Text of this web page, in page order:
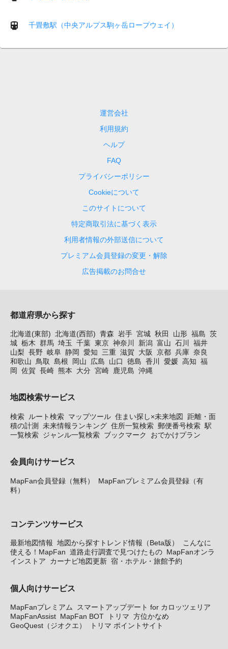
千畳敷駅（中央アルプス駒ヶ岳ロープウェイ）
運営会社
利用規約
ヘルプ
FAQ
プライバシーポリシー
Cookieについて
このサイトについて
特定商取引法に基づく表示
利用者情報の外部送信について
プレミアム会員登録の変更・解除
広告掲載のお問合せ
都道府県から探す
北海道(東部) 北海道(西部) 青森 岩手 宮城 秋田 山形 福島 茨
城 栃木 群馬 埼玉 千葉 東京 神奈川 新潟 富山 石川
福井
山梨 長野 岐阜 静岡 愛知 三重 滋賀 大阪 京都 兵庫 奈良
和歌山
鳥取 島根 岡山 広島 山口 徳島 香川 愛媛 高知 福
岡
佐賀 長崎 熊本 大分 宮崎 鹿児島 沖縄
地図検索サービス
検索 ルート検索 マップツール 住まい探し×未来地図
距離・面
積の計測
未来情報ランキング 住所一覧検索 郵便番号検索 駅
一覧検索 ジャンル一覧検索 ブックマーク おでかけプラン
会員向けサービス
MapFan会員登録（無料）
MapFanプレミアム会員登録（有
料）
コンテンツサービス
最新地図情報 地図から探すトレンド情報（Beta版）
こんなに
使える！MapFan 道路走行調査で見つけたもの MapFanオンラ
インストア
カーナビ地図更新 宿・ホテル・旅館予約
個人向けサービス
MapFanプレミアム
スマートアップデート for カロッツェリア
MapFanAssist MapFan BOT トリマ 方位かなめ
GeoQuest（ジオクエ）
トリマ ポイントサイト